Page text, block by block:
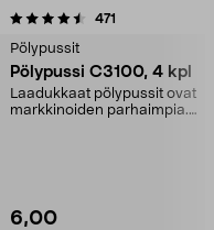
471
Pölypussit
Pölypussi C3100, 4 kpl
Laadukkaat pölypussit ovat
markkinoiden parhaimpia.
6,00
4.5viidestä